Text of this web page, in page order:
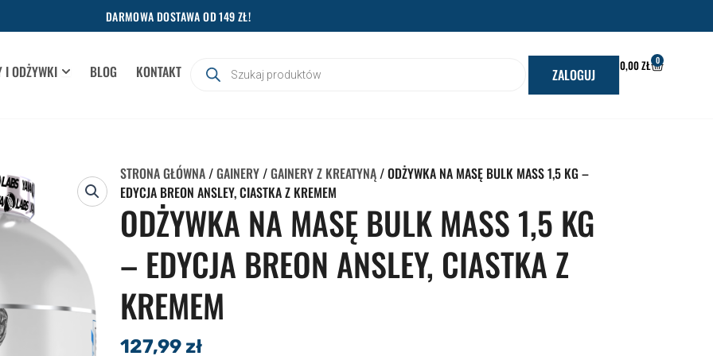
DARMOWA DOSTAWA OD 149 ZŁ!
I ODŻYWKI OPEN SUPLEMENTY I ODŻYWKI
BLOG KONTAKT
produktów
ZALOGUJ 0,00ZŁ 0
WÓZEK
STRONA GŁÓWNA/GAINERY/GAINERY Z KREATYNĄ/ ODŻYWKA NA MASĘ BULK MASS 1,5 KG –
EDYCJA BREON ANSLEY, CIASTKA Z KREMEM
ODŻYWKA NA MASĘ BULK MASS 1,5 KG
– EDYCJA BREON ANSLEY, CIASTKA Z
KREMEM
127,99 zł